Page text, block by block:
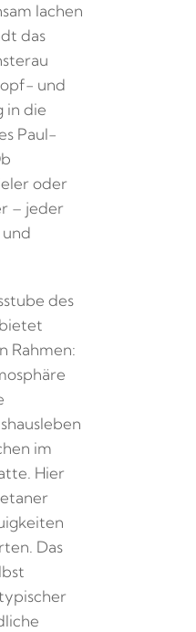
lachen
das
und
in die
Paul-
oder
– jeder
des
Rahmen:
im
Hier
Das